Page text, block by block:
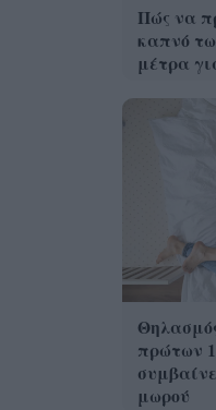
Πώς να
καπνό
μέτρα
πρώτων
μωρού